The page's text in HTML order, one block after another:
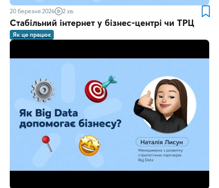
20 березня 2026 2 хв.
Стабільний інтернет у бізнес-центрі чи ТРЦ
Як це працює